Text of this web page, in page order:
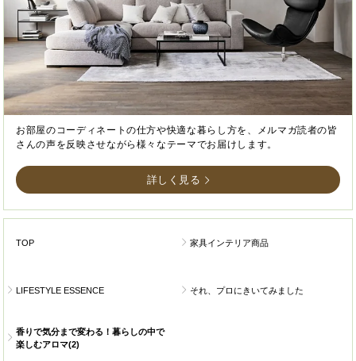
お部屋のコーディネートの仕方や快適な暮らし方を、メルマガ読者の皆
さんの声を反映させながら様々なテーマでお届けします。
詳しく見る
TOP 家具インテリア商品
LIFESTYLE ESSENCE それ、プロにきいてみました
香りで気分まで変わる！暮らしの中で
楽しむアロマ(2)